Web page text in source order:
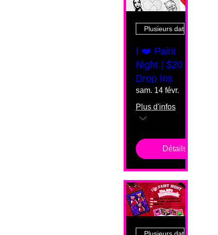
Plusieurs dates
I ❤️ Paint
Night | $20
Drop Ins
sam. 14 févr.
Plus d'infos
Détails
Plusieurs dates